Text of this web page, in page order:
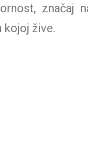
značaj
kojoj žive.